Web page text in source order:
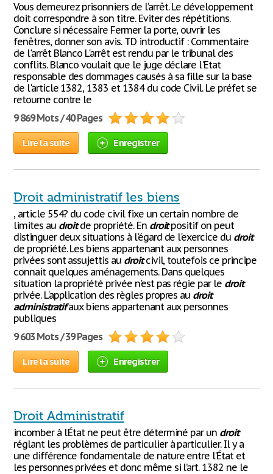
Vous demeurez prisonniers de l’arrêt. Le développement
doit correspondre à son titre. Eviter des répétitions.
Conclure si nécessaire Fermer la porte, ouvrir les
fenêtres, donner son avis. TD introductif : Commentaire
de l'arrêt Blanco L'arrêt est rendu par le tribunal des
conflits. Blanco voulait que le juge déclare l'Etat
responsable des dommages causés à sa fille sur la base
de l'article 1382, 1383 et 1384 du code Civil. Le préfet se
retourne contre le
9 869 Mots / 40 Pages
Lire la suite Enregistrer
Droit administratif les biens
, article 554? du code civil fixe un certain nombre de
limites au droitde propriété. En droitpositif on peut
distinguer deux situations à l'égard de l'exercice du droit
de propriété. Les biens appartenant aux personnes
privées sont assujettis au droitcivil, toutefois ce principe
connait quelques aménagements. Dans quelques
situation la propriété privée n'est pas régie par le droit
privée. L'application des règles propres au droit
administratifaux biens appartenant aux personnes
publiques
9 603 Mots / 39 Pages
Lire la suite Enregistrer
Droit Administratif
incomber à l’État ne peut être déterminé par un droit
réglant les problèmes de particulier à particulier. Il y a
une différence fondamentale de nature entre l’État et
les personnes privées et donc même si l’art. 1382 ne le